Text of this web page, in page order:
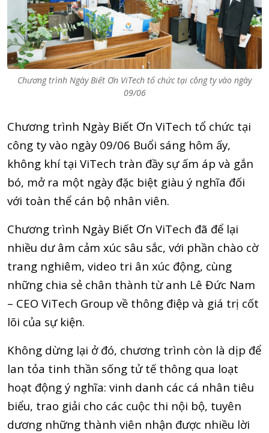
Chương trình Ngày Biết Ơn ViTech tổ chức tại công ty vào ngày
09/06
Chương trình Ngày Biết Ơn ViTech tổ chức tại
công ty vào ngày 09/06 Buổi sáng hôm ấy,
không khí tại ViTech tràn đầy sự ấm áp và gắn
bó, mở ra một ngày đặc biệt giàu ý nghĩa đối
với toàn thể cán bộ nhân viên.
Chương trình Ngày Biết Ơn ViTech đã để lại
nhiều dư âm cảm xúc sâu sắc, với phần chào cờ
trang nghiêm, video tri ân xúc động, cùng
những chia sẻ chân thành từ anh Lê Đức Nam
– CEO ViTech Group về thông điệp và giá trị cốt
lõi của sự kiện.
Không dừng lại ở đó, chương trình còn là dịp để
lan tỏa tinh thần sống tử tế thông qua loạt
hoạt động ý nghĩa: vinh danh các cá nhân tiêu
biểu, trao giải cho các cuộc thi nội bộ, tuyên
dương những thành viên nhận được nhiều lời